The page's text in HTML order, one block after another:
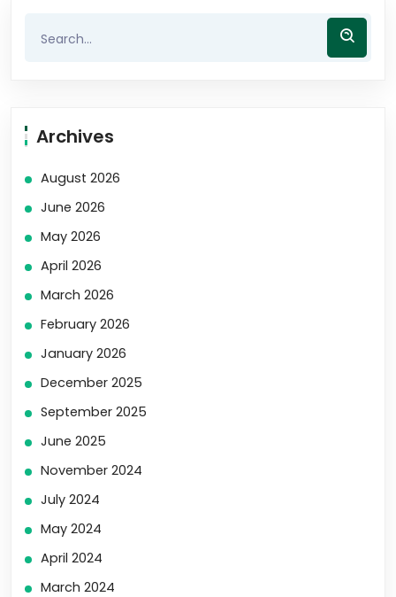
Archives
August 2026
June 2026
May 2026
April 2026
March 2026
February 2026
January 2026
December 2025
September 2025
June 2025
November 2024
July 2024
May 2024
April 2024
March 2024